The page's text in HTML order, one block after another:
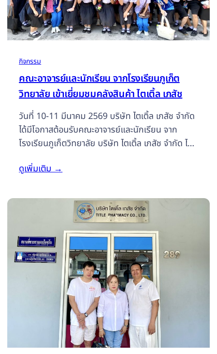
กิจกรรม
คณะอาจารย์และนักเรียน จากโรงเรียนภูเก็ต
วิทยาลัย เข้าเยี่ยมชมคลังสินค้า ไตเติ้ล เภสัช
วันที่ 10-11 มีนาคม 2569 บริษัท ไตเติ้ล เภสัช จำกัด
ได้มีโอกาสต้อนรับคณะอาจารย์และนักเรียน จาก
โรงเรียนภูเก็ตวิทยาลัย บริษัท ไตเติ้ล เภสัช จำกัด ได้มี
ภูเก็ตวิทยาลัย จากกลุ่มงานกิจกรรมพัฒนาผู้เรียน
ปัญญา ซึ่งได้จัดกิจกรรมศึกษาแหล่งเรียนรู้ด้าน
เภสัชกรรม กิจกรรม Mission GMP : ภารกิจเรียนรู้
ด้านเภสัชศาสตร์ สำหรับนักเรียนโครงการห้องเรียน
พิเศษที่มีความสนใจ และนักเรียนห้องเรียนปกติระดับ
ชั้นมัธยมศึกษาปีที่ 4 และ ระดับชั้นมัธยมศึกษาปีที่ 5
ที่มีความสนใจ จำนวน 81…
ดูเพิ่มเติม→